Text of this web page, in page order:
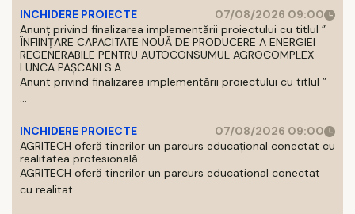
INCHIDERE PROIECTE
07/08/2026 09:00
Anunț privind finalizarea implementării proiectului cu titlul ”
ÎNFIINȚARE CAPACITATE NOUĂ DE PRODUCERE A ENERGIEI
REGENERABILE PENTRU AUTOCONSUMUL AGROCOMPLEX
LUNCA PAȘCANI S.A.
Anunt privind finalizarea implementării proiectului cu titlul ”
...
INCHIDERE PROIECTE
07/08/2026 09:00
AGRITECH oferă tinerilor un parcurs educațional conectat cu
realitatea profesională
AGRITECH oferă tinerilor un parcurs educational conectat
cu realitat ...